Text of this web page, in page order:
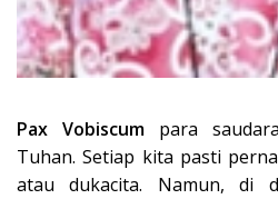
Pax Vobiscumpara
Tuhan. Setiap kita pasti
atau dukacita. Namun, di